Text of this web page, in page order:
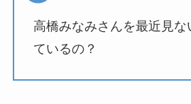
高橋みなみさんを最近見な
ているの？